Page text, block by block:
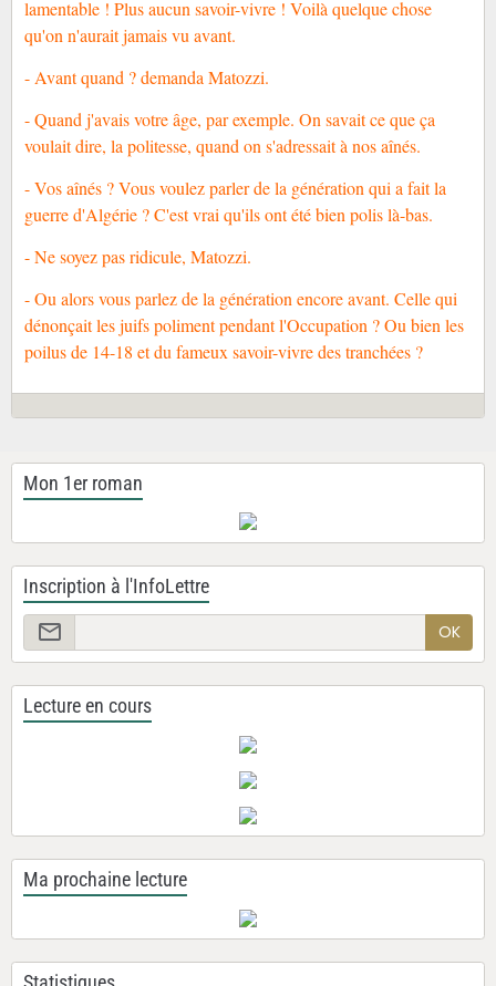
lamentable ! Plus aucun savoir-vivre ! Voilà quelque chose
qu'on n'aurait jamais vu avant.
- Avant quand ? demanda Matozzi.
- Quand j'avais votre âge, par exemple. On savait ce que ça
voulait dire, la politesse, quand on s'adressait à nos aînés.
- Vos aînés ? Vous voulez parler de la génération qui a fait la
guerre d'Algérie ? C'est vrai qu'ils ont été bien polis là-bas.
- Ne soyez pas ridicule, Matozzi.
- Ou alors vous parlez de la génération encore avant. Celle qui
dénonçait les juifs poliment pendant l'Occupation ? Ou bien les
poilus de 14-18 et du fameux savoir-vivre des tranchées ?
Mon 1er roman
Inscription à l'InfoLettre
OK
Lecture en cours
Ma prochaine lecture